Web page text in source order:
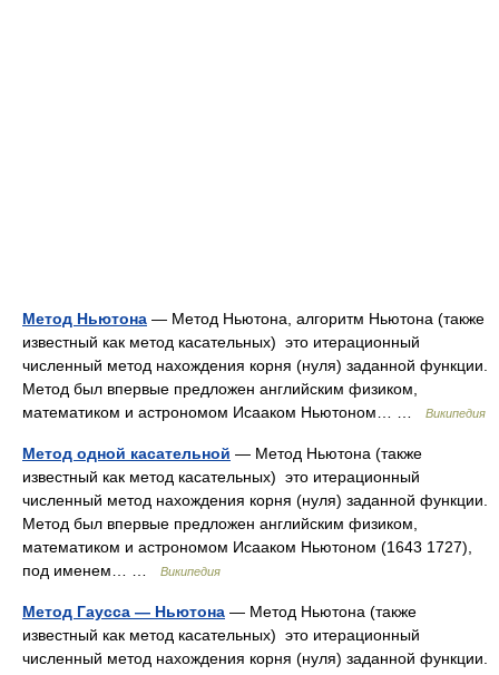
Метод Ньютона — Метод Ньютона, алгоритм Ньютона (также
известный как метод касательных) это итерационный
численный метод нахождения корня (нуля) заданной функции.
Метод был впервые предложен английским физиком,
математиком и астрономом Исааком Ньютоном… …
Википедия
Метод одной касательной — Метод Ньютона (также
известный как метод касательных) это итерационный
численный метод нахождения корня (нуля) заданной функции.
Метод был впервые предложен английским физиком,
математиком и астрономом Исааком Ньютоном (1643 1727),
под именем… …
Википедия
Метод Гаусса — Ньютона — Метод Ньютона (также
известный как метод касательных) это итерационный
численный метод нахождения корня (нуля) заданной функции.